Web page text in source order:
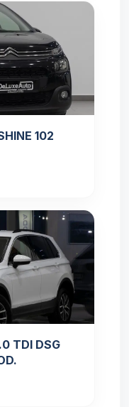
102
TDI DSG